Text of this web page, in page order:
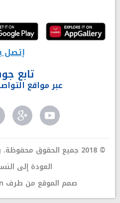
إتصل
تابع
عبر مواقع
© 2018 جميع الحقوق محفوظة. راديو الجوهرة أف آم، تونس
العودة إلى
صمم الموقع من طرف